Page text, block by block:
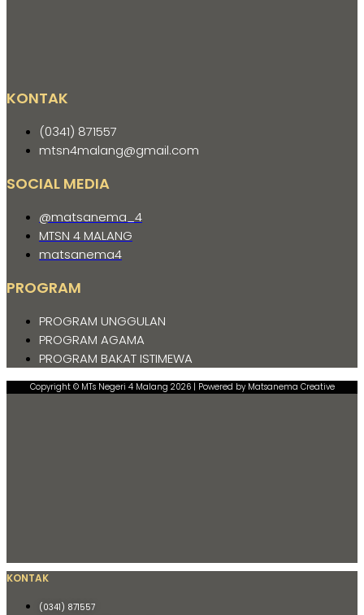
KONTAK
(0341) 871557
mtsn4malang@gmail.com
SOCIAL MEDIA
@matsanema_4
MTSN 4 MALANG
matsanema4
PROGRAM
PROGRAM UNGGULAN
PROGRAM AGAMA
PROGRAM BAKAT ISTIMEWA
Copyright © MTs Negeri 4 Malang 2026 | Powered by Matsanema Creative
KONTAK
(0341) 871557